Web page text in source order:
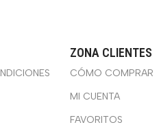
ZONA CLIENTES
CÓMO COMPRAR
MI CUENTA
FAVORITOS